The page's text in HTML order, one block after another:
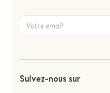
Suivez-nous sur